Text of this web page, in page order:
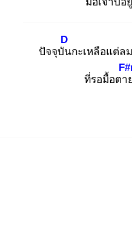
ปัจจุบัน
D
กะเหลือแต่ล
ที่รอมื้อตา